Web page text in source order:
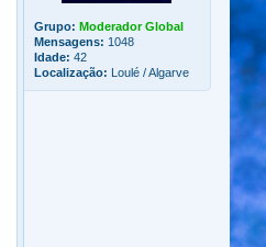
Grupo: Moderador Global
Mensagens: 1048
Idade: 42
Localização: Loulé / Algarve